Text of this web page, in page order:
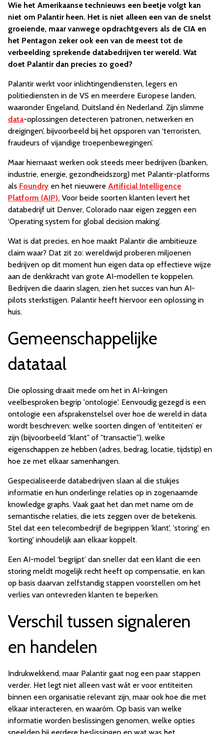
Wie het Amerikaanse technieuws een beetje volgt kan
niet om Palantir heen. Het is niet alleen een van de snelst
groeiende, maar vanwege opdrachtgevers als de CIA en
het Pentagon zeker ook een van de meest tot de
verbeelding sprekende databedrijven ter wereld. Wat
doet Palantir dan precies zo goed?
Palantir werkt voor inlichtingendiensten, legers en
politiediensten in de VS en meerdere Europese landen,
waaronder Engeland, Duitsland én Nederland. Zijn slimme
data-oplossingen detecteren ‘patronen, netwerken en
dreigingen’, bijvoorbeeld bij het opsporen van ‘terroristen,
fraudeurs of vijandige troepenbewegingen’.
Maar hiernaast werken ook steeds meer bedrijven (banken,
industrie, energie, gezondheidszorg) met Palantir-platforms
als Foundry en het nieuwere Artificial Intelligence
Platform (AIP). Voor beide soorten klanten levert het
databedrijf uit Denver, Colorado naar eigen zeggen een
‘Operating system for global decision making’.
Wat is dat precies, en hoe maakt Palantir die ambitieuze
claim waar? Dat zit zo: wereldwijd proberen miljoenen
bedrijven op dit moment hun eigen data op effectieve wijze
aan de denkkracht van grote AI-modellen te koppelen.
Bedrijven die daarin slagen, zien het succes van hun AI-
pilots sterkstijgen. Palantir heeft hiervoor een oplossing in
huis.
Gemeenschappelijke
datataal
Die oplossing draait mede om het in AI-kringen
veelbesproken begrip 'ontologie'. Eenvoudig gezegd is een
ontologie een afsprakenstelsel over hoe de wereld in data
wordt beschreven: welke soorten dingen of ‘entiteiten’ er
zijn (bijvoorbeeld "klant" of "transactie"), welke
eigenschappen ze hebben (adres, bedrag, locatie, tijdstip) en
hoe ze met elkaar samenhangen.
Gespecialiseerde databedrijven slaan al die stukjes
informatie en hun onderlinge relaties op in zogenaamde
knowledge graphs. Vaak gaat het dan met name om de
semantische relaties, die iets zeggen over de betekenis.
Stel dat een telecombedrijf de begrippen 'klant', 'storing' en
'korting' inhoudelijk aan elkaar koppelt.
Een AI-model ‘begrijpt’ dan sneller dat een klant die een
storing meldt mogelijk recht heeft op compensatie, en kan
op basis daarvan zelfstandig stappen voorstellen om het
verlies van ontevreden klanten te beperken.
Verschil tussen signaleren
en handelen
Indrukwekkend, maar Palantir gaat nog een paar stappen
verder. Het legt niet alleen vast wát er voor entiteiten
binnen een organisatie relevant zijn, maar ook hoe die met
elkaar interacteren, en waaróm. Op basis van welke
informatie worden beslissingen genomen, welke opties